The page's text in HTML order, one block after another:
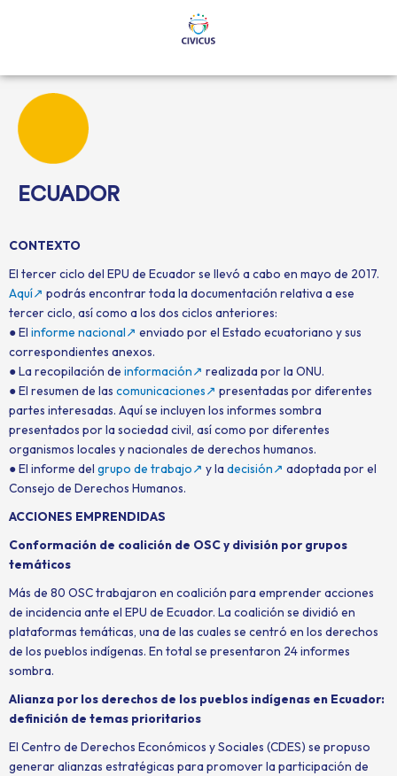
ECUADOR
CONTEXTO
El tercer ciclo del EPU de Ecuador se llevó a cabo en mayo de 2017.
Aquí↗ podrás encontrar toda la documentación relativa a ese
tercer ciclo, así como a los dos ciclos anteriores:
● El informe nacional↗ enviado por el Estado ecuatoriano y sus
correspondientes anexos.
● La recopilación de información↗ realizada por la ONU.
● El resumen de las comunicaciones↗ presentadas por diferentes
partes interesadas. Aquí se incluyen los informes sombra
presentados por la sociedad civil, así como por diferentes
organismos locales y nacionales de derechos humanos.
● El informe del grupo de trabajo↗ y la decisión↗ adoptada por el
Consejo de Derechos Humanos.
ACCIONES EMPRENDIDAS
Conformación de coalición de OSC y división por grupos
temáticos
Más de 80 OSC trabajaron en coalición para emprender acciones
de incidencia ante el EPU de Ecuador. La coalición se dividió en
plataformas temáticas, una de las cuales se centró en los derechos
de los pueblos indígenas. En total se presentaron 24 informes
sombra.
Alianza por los derechos de los pueblos indígenas en Ecuador:
definición de temas prioritarios
El Centro de Derechos Económicos y Sociales (CDES) se propuso
generar alianzas estratégicas para promover la participación de